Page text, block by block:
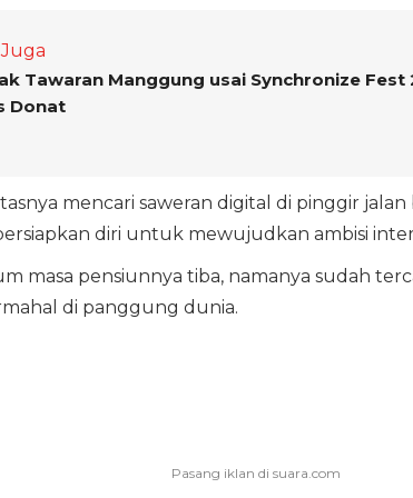
Tawaran Manggung usai Synchronize Fest
Donat
mencari saweran digital di pinggir jalan
diri untuk mewujudkan ambisi
masa pensiunnya tiba, namanya sudah
di panggung dunia.